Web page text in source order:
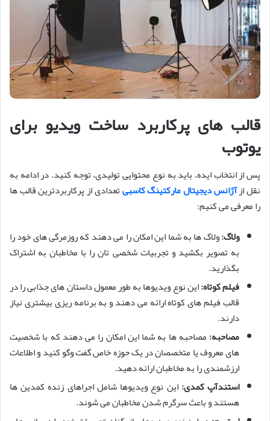
قالب های پرکاربرد ساخت ویدیو برای
یوتوب
پس از انتخاب ایده، باید به نوع محتوایی تولیدی، توجه کنید. در ادامه به
نقل ازآژانس دیجیتال مارکتینگ کاسبیتعدادی از پرکاربردترین قالب ها
را معرفی می کنیم:
ولاگ:ولاگ ها به شما این امکان را می دهند که روزمرگی های خود را
به تصویر بکشید و تجربیات شخصی تان را با مخاطبان به اشتراک
بگذارید.
فیلم کوتاه:این نوع ویدیوها به طور معمول داستان های جذابی را در
قالب فیلم های کوتاه ارائه می دهند و به برنامه ریزی بیشتری نیاز
دارند.
مصاحبه: مصاحبه ها به شما این امکان را می دهند که با شخصیت
های معروف یا متخصصان در یک حوزه خاص گفت وگو کنید و اطلاعات
ارزشمندی را به مخاطبان ارائه دهید.
استندآپ کمدی:این نوع ویدیوها شامل اجراهای زنده کمدین ها
هستند و باعث سرگرم شدن مخاطبان می شوند.